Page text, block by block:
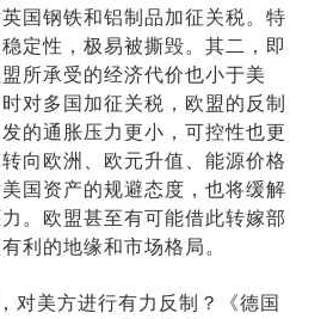
国钢铁和铝制品加征关税。特
定性，极易被撕毁。其二，即
所承受的经济代价也小于美
对多国加征关税，欧盟的反制
的通胀压力更小，可控性也更
向欧洲、欧元升值、能源价格
国资产的规避态度，也将缓解
。欧盟甚至有可能借此转嫁部
利的地缘和市场格局。
对美方进行有力反制？《德国